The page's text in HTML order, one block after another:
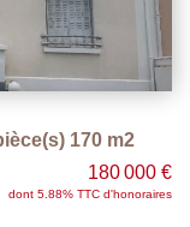
170 m2
180 000 €
dont 5.88% TTC d'honoraires